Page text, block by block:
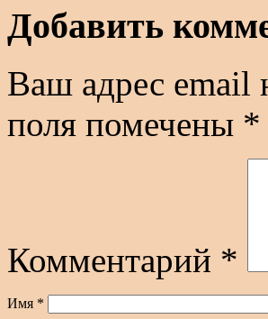
Добавить
Ваш адрес email
поля помечены *
Комментарий *
Имя *